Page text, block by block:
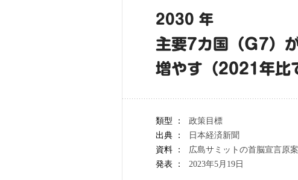
2030 年
主要7カ国（G7）
増やす（2021年比
類型 ：
政策目標
出典 ：
日本経済新聞
資料 ：
広島サミットの首脳宣言原案
発表 ：
2023年5月19日